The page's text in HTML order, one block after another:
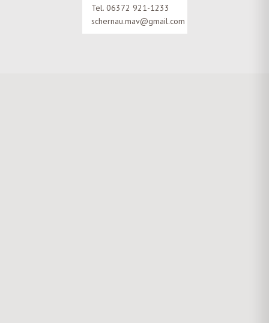
Tel. 06372 921-1233
schernau.mav@gmail.com